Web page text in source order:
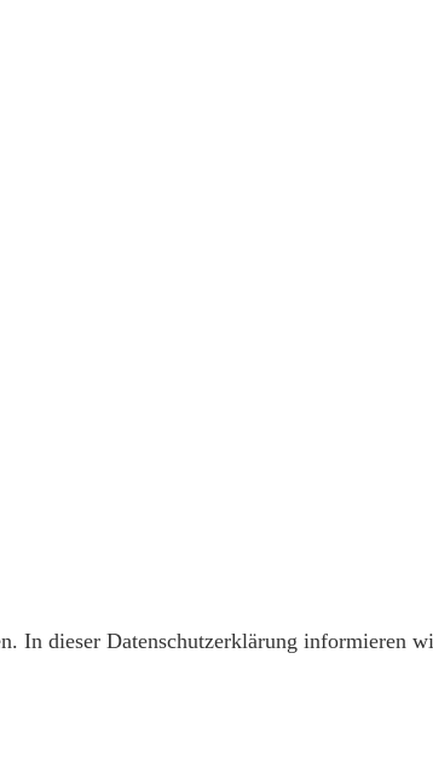
In dieser Datenschutzerklärung informieren